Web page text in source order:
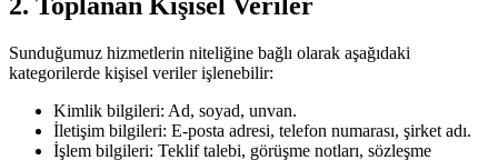
2. Toplanan Kişisel Veriler
Sunduğumuz hizmetlerin niteliğine bağlı olarak aşağıdaki
kategorilerde kişisel veriler işlenebilir:
Kimlik bilgileri: Ad, soyad, unvan.
İletişim bilgileri: E-posta adresi, telefon numarası, şirket adı.
İşlem bilgileri: Teklif talebi, görüşme notları, sözleşme